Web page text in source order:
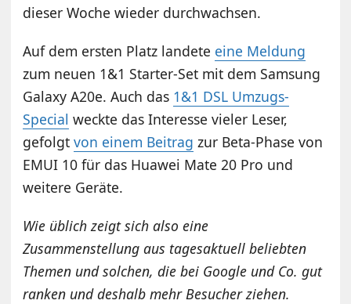
dieser Woche wieder durchwachsen.
Auf dem ersten Platz landete eine Meldung
zum neuen 1&1 Starter-Set mit dem Samsung
Galaxy A20e. Auch das 1&1 DSL Umzugs-
Special weckte das Interesse vieler Leser,
gefolgtvon einem Beitrag zur Beta-Phase von
EMUI 10 für das Huawei Mate 20 Pro und
weitere Geräte.
Wie üblich zeigt sich also eine
Zusammenstellung aus tagesaktuell beliebten
Themen und solchen, die bei Google und Co. gut
ranken und deshalb mehr Besucher ziehen.